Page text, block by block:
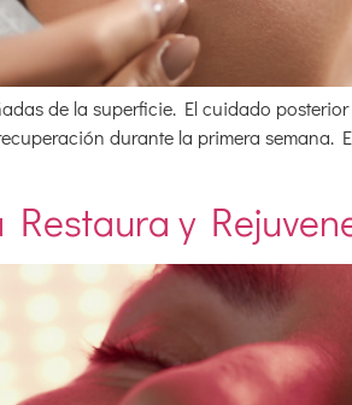
de la superficie. El cuidado
durante la primera semana.
Restaura y